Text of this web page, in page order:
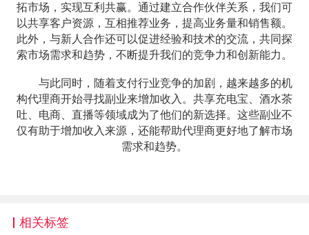
拓市场，实现互利共赢。通过建立合作伙伴关系，我们可
以共享客户资源，互相推荐业务，提高业务量和销售额。
此外，与新人合作还可以促进经验和技术的交流，共同探
索市场需求和趋势，不断提升我们的竞争力和创新能力。
与此同时，随着支付行业竞争的加剧，越来越多的机
构代理商开始寻找副业来增加收入。共享充电宝、酒水茶
吐、电商、直播等领域成为了他们的新选择。这些副业不
仅有助于增加收入来源，还能帮助代理商更好地了解市场
需求和趋势。
相关标签